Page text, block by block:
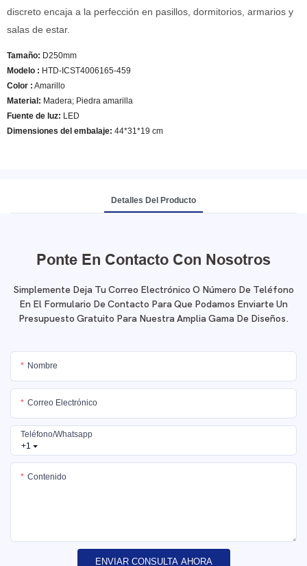
discreto encaja a la perfección en pasillos, dormitorios, armarios y
salas de estar.
Tamaño: D250mm
Modelo : HTD-ICST4006165-459
Color : Amarillo
Material: Madera; Piedra amarilla
Fuente de luz: LED
Dimensiones del embalaje: 44*31*19 cm
Detalles Del Producto
Ponte En Contacto Con Nosotros
Simplemente Deja Tu Correo Electrónico O Número De Teléfono
En El Formulario De Contacto Para Que Podamos Enviarte Un
Presupuesto Gratuito Para Nuestra Amplia Gama De Diseños.
Nombre
Correo Electrónico
+1
Teléfono/whatsapp
Contenido
ENVIAR CONSULTA AHORA